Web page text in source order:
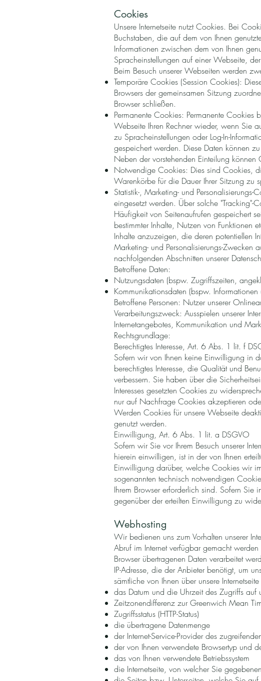
Cookies
Unsere Internetseite nutzt Cookies. Bei
Buchstaben, die auf dem von Ihnen
Informationen zwischen dem von Ihnen
Spracheinstellungen auf einer Webseite,
Beim Besuch unserer Webseiten werden
Temporäre Cookies (Session Cookies):
Browsers der gemeinsamen Sitzung
Browser schließen.
Permanente Cookies: Permanente
Webseite Ihren Rechner wieder, wenn Sie
zu Spracheinstellungen oder Log-In-
gespeichert werden. Diese Daten können
Neben der vorstehenden Einteilung
Notwendige Cookies: Dies sind Cookies,
Warenkörbe für die Dauer Ihrer Sitzung zu
Statistik-, Marketing- und
eingesetzt werden. Über solche
Häufigkeit von Seitenaufrufen gespeichert
bestimmter Inhalte, Nutzen von
Inhalte anzuzeigen, die deren potentiellen
Marketing- und Personalisierungs-Zwecken
nachfolgenden Abschnitten unserer
Betroffene Daten:
Nutzungsdaten (bspw. Zugriffszeiten,
Kommunikationsdaten (bspw.
Betroffene Personen: Nutzer unserer
Verarbeitungszweck: Ausspielen unserer
Internetangebotes, Kommunikation und
Rechtsgrundlage:
Berechtigtes Interesse, Art. 6 Abs. 1 lit. f
Sofern wir von Ihnen keine Einwilligung in
berechtigtes Interesse, die Qualität und
verbessern. Sie haben über die
Interesses gesetzten Cookies zu
nur auf Nachfrage Cookies akzeptieren
Werden Cookies für unsere Webseite
genutzt werden.
Einwilligung, Art. 6 Abs. 1 lit. a DSGVO
Sofern wir Sie vor Ihrem Besuch unserer
hierein einwilligen, ist in der von Ihnen
Einwilligung darüber, welche Cookies wir
sogenannten technisch notwendigen
Ihrem Browser erforderlich sind. Sofern
gegenüber der erteilten Einwilligung zu
Webhosting
Wir bedienen uns zum Vorhalten unserer
Abruf im Internet verfügbar gemacht
Browser übertragenen Daten verarbeitet
IP-Adresse, die der Anbieter benötigt, um
sämtliche von Ihnen über unsere
das Datum und die Uhrzeit des Zugriffs auf
Zeitzonendifferenz zur Greenwich Mean
Zugriffsstatus (HTTP-Status)
die übertragene Datenmenge
der Internet-Service-Provider des
der von Ihnen verwendete Browsertyp und
das von Ihnen verwendete Betriebssystem
die Internetseite, von welcher Sie